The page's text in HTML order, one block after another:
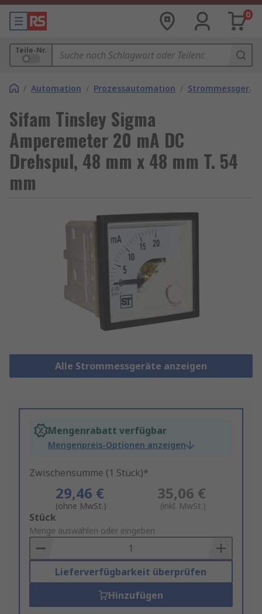
0
Teile-Nr.
/ Automation / Prozessautomation /
Sifam Tinsley Sigma
Amperemeter 20 mA DC
Drehspul, 48 mm x 48 mm T. 54
mm
Alle Strommessgeräte anzeigen
Mengenrabatt verfügbar
Mengenpreis-Optionen anzeigen
Zwischensumme (1 Stück)*
29,46 €
(ohne MwSt.)
35,06 €
(inkl. MwSt.)
Add
to
Basket
Stück
Menge auswählen oder eingeben
Lieferverfügbarkeit überprüfen
Hinzufügen